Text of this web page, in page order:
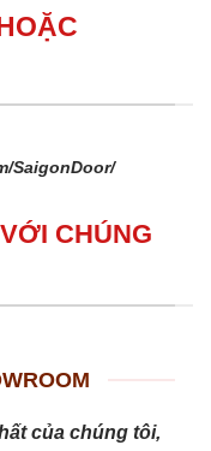
SaigonDoor/
CHÚNG
của chúng tôi,